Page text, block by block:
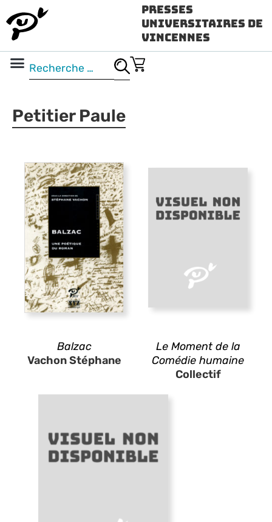
Presses
Universitaires de
Vincennes
Petitier Paule
Balzac
Vachon Stéphane
Le Moment de la
Comédie humaine
Collectif